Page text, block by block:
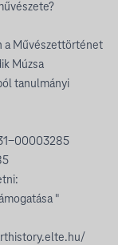
a Művészettörténet
Múzsa
tanulmányi
00003285
"